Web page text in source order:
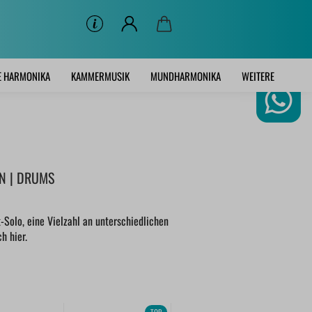
HARMONIKA KAMMERMUSIK MUNDHARMONIKA WEITERE
| DRUMS
eine Vielzahl an unterschiedlichen
hier.